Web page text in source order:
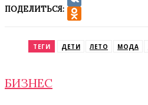
ПОДЕЛИТЬСЯ:
VK
ТЕГИ ДЕТИ ЛЕТО МОДА
БИЗНЕС